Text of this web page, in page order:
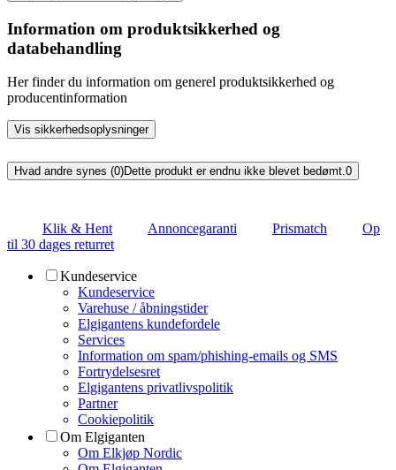
Information om produktsikkerhed og
databehandling
Her finder du information om generel produktsikkerhed og
producentinformation
Vis sikkerhedsoplysninger
Hvad andre synes (0)Dette produkt er endnu ikke blevet bedømt.0
Klik & Hent Annoncegaranti Prismatch
Op
til 30 dages returret
Kundeservice
Kundeservice
Varehuse / åbningstider
Elgigantens kundefordele
Services
Information om spam/phishing-emails og SMS
Fortrydelsesret
Elgigantens privatlivspolitik
Partner
Cookiepolitik
Om Elgiganten
Om Elkjøp Nordic